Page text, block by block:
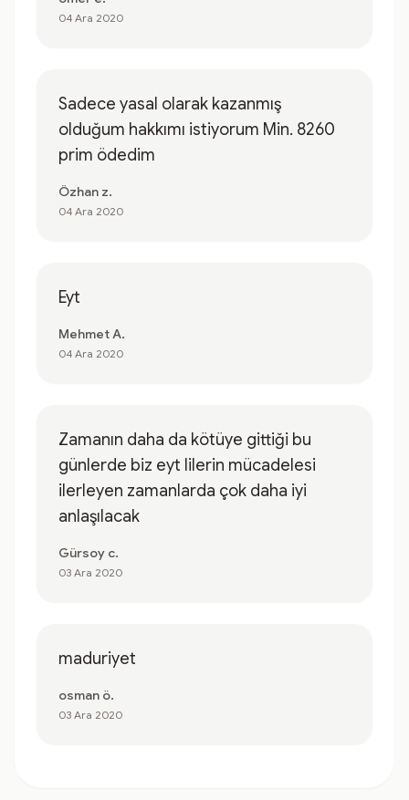
04 Ara 2020
Sadece yasal olarak kazanmış
olduğum hakkımı istiyorum Min. 8260
prim ödedim
Özhan z.
04 Ara 2020
Eyt
Mehmet A.
04 Ara 2020
Zamanın daha da kötüye gittiği bu
günlerde biz eyt lilerin mücadelesi
ilerleyen zamanlarda çok daha iyi
anlaşılacak
Gürsoy c.
03 Ara 2020
maduriyet
osman ö.
03 Ara 2020